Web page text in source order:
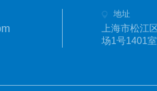
地址
上海市松江
场1号1401室